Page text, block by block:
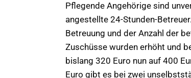
Pflegende Angehörige sind
angestellte 24-Stunden-
Betreuung und der Anzahl der
Zuschüsse wurden erhöht und
bislang 320 Euro nun auf 400
Euro gibt es bei zwei